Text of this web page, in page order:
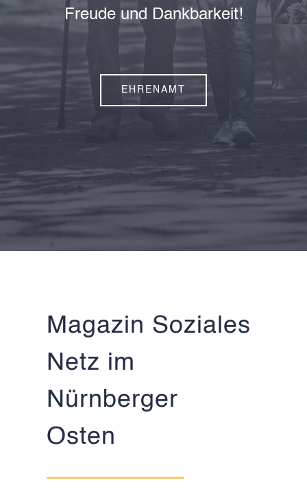
Freude und Dankbarkeit!
EHRENAMT
Magazin Soziales
Netz im
Nürnberger
Osten